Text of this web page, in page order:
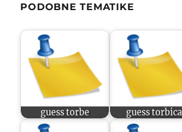
PODOBNE TEMATIKE
guess torbe guess torbica